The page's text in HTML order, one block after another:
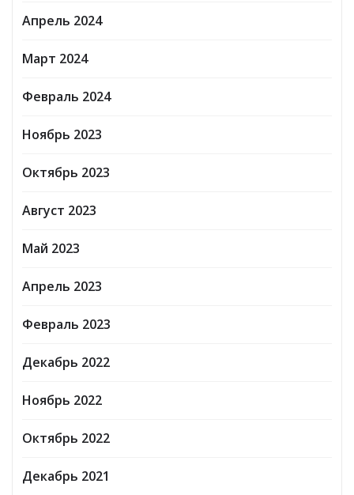
Апрель 2024
Март 2024
Февраль 2024
Ноябрь 2023
Октябрь 2023
Август 2023
Май 2023
Апрель 2023
Февраль 2023
Декабрь 2022
Ноябрь 2022
Октябрь 2022
Декабрь 2021